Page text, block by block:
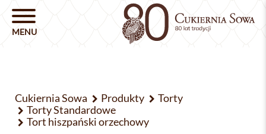
Cukiernia Sowa Produkty
Torty
Torty Standardowe
Tort hiszpański orzechowy